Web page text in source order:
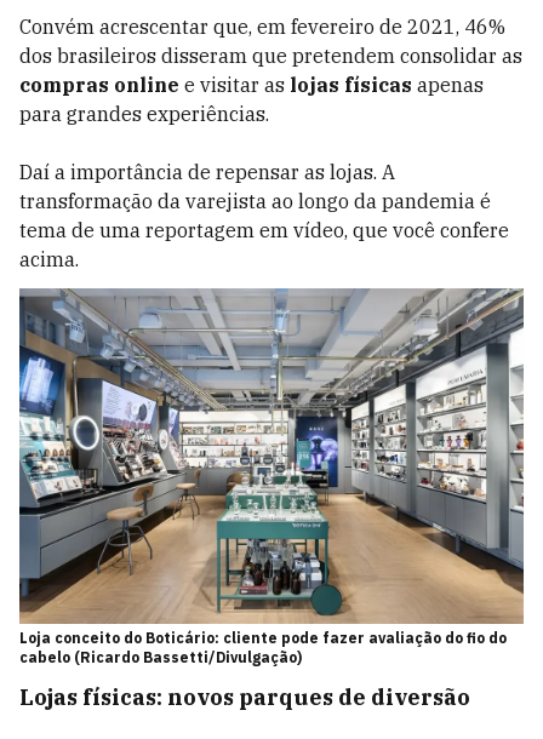
Convém acrescentar que, em fevereiro de 2021, 46%
dos brasileiros disseram que pretendem consolidar as
compras online e visitar as lojas físicas apenas
para grandes experiências.
Daí a importância de repensar as lojas. A
transformação da varejista ao longo da pandemia é
tema de uma reportagem em vídeo, que você confere
acima.
Loja conceito do Boticário: cliente pode fazer avaliação do fio do
cabelo (Ricardo Bassetti/Divulgação)
Lojas físicas: novos parques de diversão